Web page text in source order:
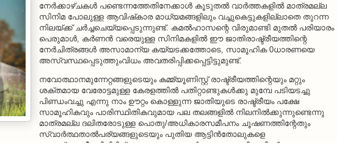
നേര്‍ക്കാഴ്ചകള്‍ പണ്ടെന്നത്തേതിനേക്കാള്‍ കൂടുതല്‍ വാര്‍ത്തകളില്‍ മാത്രമല്ല
സിനിമ പോലുള്ള ആവിഷ്‌കാര മാധ്യമങ്ങളിലും വച്ചുകെട്ടുകളില്ലാതെ തുറന്ന
നിലയ്ക്ക് ചര്‍ച്ചചെയ്യപ്പെടുന്നുണ്ട്. കമല്‍ഹാസന്റെ വിരുമാണ്ടി മുതല്‍ പരിയാരം
പെരുമാള്‍, കര്‍ണന്‍ വരെയുള്ള സിനിമകളില്‍ ഈ ജാതിരാഷ്ട്രീയത്തിന്റെ
നേര്‍ചിത്രങ്ങള്‍ അസാമാന്യ കയ്യടക്കത്തോടെ, സാമൂഹിക 0ധാരണയെ
അസ്വസ്ഥപ്പെടുത്തുംവിധം അവതരിപ്പിക്കപ്പെട്ടിട്ടുമുണ്ട്.
നവോത്ഥാനമുന്നേറ്റങ്ങളുടെയും കമ്മ്യൂണിസ്റ്റ് രാഷ്ട്രീയത്തിന്റെയും മറ്റും
ശക്തമായ വേരോട്ടമുള്ള കേരളത്തില്‍ പതിറ്റാണ്ടുകള്‍ക്കു മുമ്പേ പടിയടച്ചു
പിണ്ഡംവച്ചു എന്നു നാം ഊറ്റം കൊള്ളുന്ന ജാതിയുടെ രാഷ്ട്രീയം പക്ഷേ
സാമൂഹികവും പാരിസ്ഥിതികവുമായ പല തലങ്ങളില്‍ നിലനില്‍ക്കുന്നുണ്ടെന്നു
മാത്രമല്ല ദലിതരോടുള്ള പൊതു/അധികാരസമീപനം ചൂഷണത്തിന്റേതും
സ്വാര്‍ത്ഥതാല്‍പര്യങ്ങളുടെയും പുതിയ ആട്ടിന്‍തോലുകളെ